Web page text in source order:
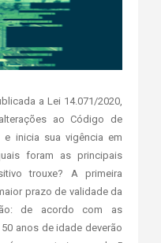
a Lei 14.071/2020,
ao Código de
e inicia sua vigência em
foram as principais
trouxe? A primeira
prazo de validade da
de acordo com as
anos de idade deverão